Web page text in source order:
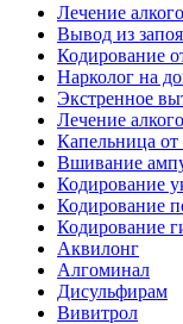
Лечение
Вывод из запоя
Кодирование
Нарколог на
Экстренное
Лечение
Капельница от
Вшивание
Кодирование
Кодирование
Кодирование
Аквилонг
Алгоминал
Дисульфирам
Вивитрол